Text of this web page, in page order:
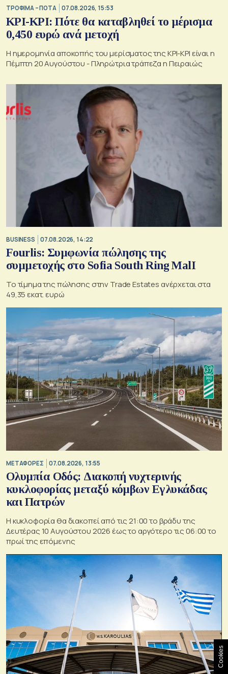
ΤΡΟΦΙΜΑ – ΠΟΤΑ 07.08.2026, 15:53
ΚΡΙ-ΚΡΙ: Πότε θα καταβληθεί το μέρισμα
0,450 ευρώ ανά μετοχή
Η ημερομηνία αποκοπής του μερίσματος της ΚΡΙ-ΚΡΙ είναι η
Πέμπτη 20 Αυγούστου - Πληρώτρια τράπεζα η Πειραιώς
BUSINESS 07.08.2026, 14:22
Fourlis: Συμφωνία πώλησης της
συμμετοχής στο Sofia South Ring MalI
Το τίμημα της πώλησης στην Trade Estates ανέρχεται στα
49,35 εκατ. ευρώ
ΜΕΤΑΦΟΡΕΣ 07.08.2026, 13:55
Ολυμπία Οδός: Διακοπή νυχτερινής
κυκλοφορίας μεταξύ κόμβων Εγλυκάδας
και Πατρών
Η κυκλοφορία θα διακοπεί από τις 21:00 το βράδυ της
Δευτέρας 10 Αυγούστου 2026 έως το αργότερο τις 06:00 το
πρωί της επόμενης
Cookies